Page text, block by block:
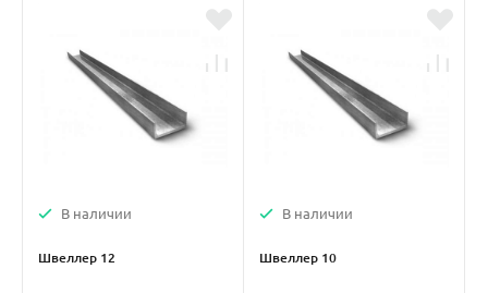
В наличии
Швеллер 12
В наличии
Швеллер 10